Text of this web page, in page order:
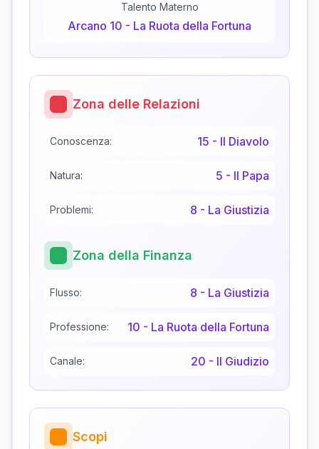
Talento Materno
Arcano 10 - La Ruota della Fortuna
Zona delle Relazioni
Conoscenza: 15 - Il Diavolo
Natura: 5 - Il Papa
Problemi: 8 - La Giustizia
Zona della Finanza
Flusso: 8 - La Giustizia
Professione: 10 - La Ruota della Fortuna
Canale: 20 - Il Giudizio
Scopi